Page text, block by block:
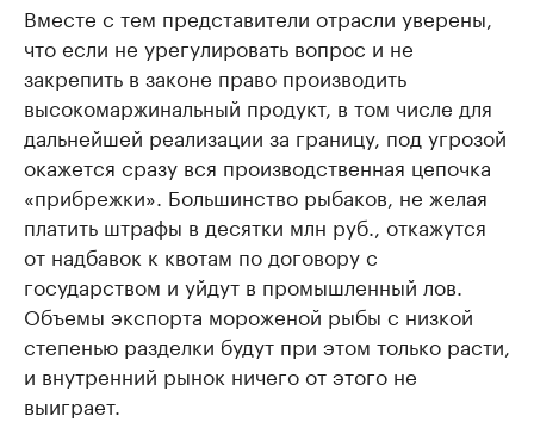
Вместе с тем представители отрасли уверены,
что если не урегулировать вопрос и не
закрепить в законе право производить
высокомаржинальный продукт, в том числе для
дальнейшей реализации за границу, под угрозой
окажется сразу вся производственная цепочка
«прибрежки». Большинство рыбаков, не желая
платить штрафы в десятки млн руб., откажутся
от надбавок к квотам по договору с
государством и уйдут в промышленный лов.
Объемы экспорта мороженой рыбы с низкой
степенью разделки будут при этом только расти,
и внутренний рынок ничего от этого не
выиграет.